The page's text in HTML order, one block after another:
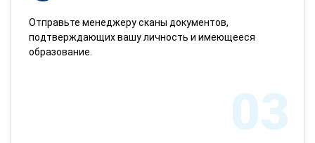
Отправьте менеджеру сканы документов,
подтверждающих вашу личность и имеющееся
образование.
03